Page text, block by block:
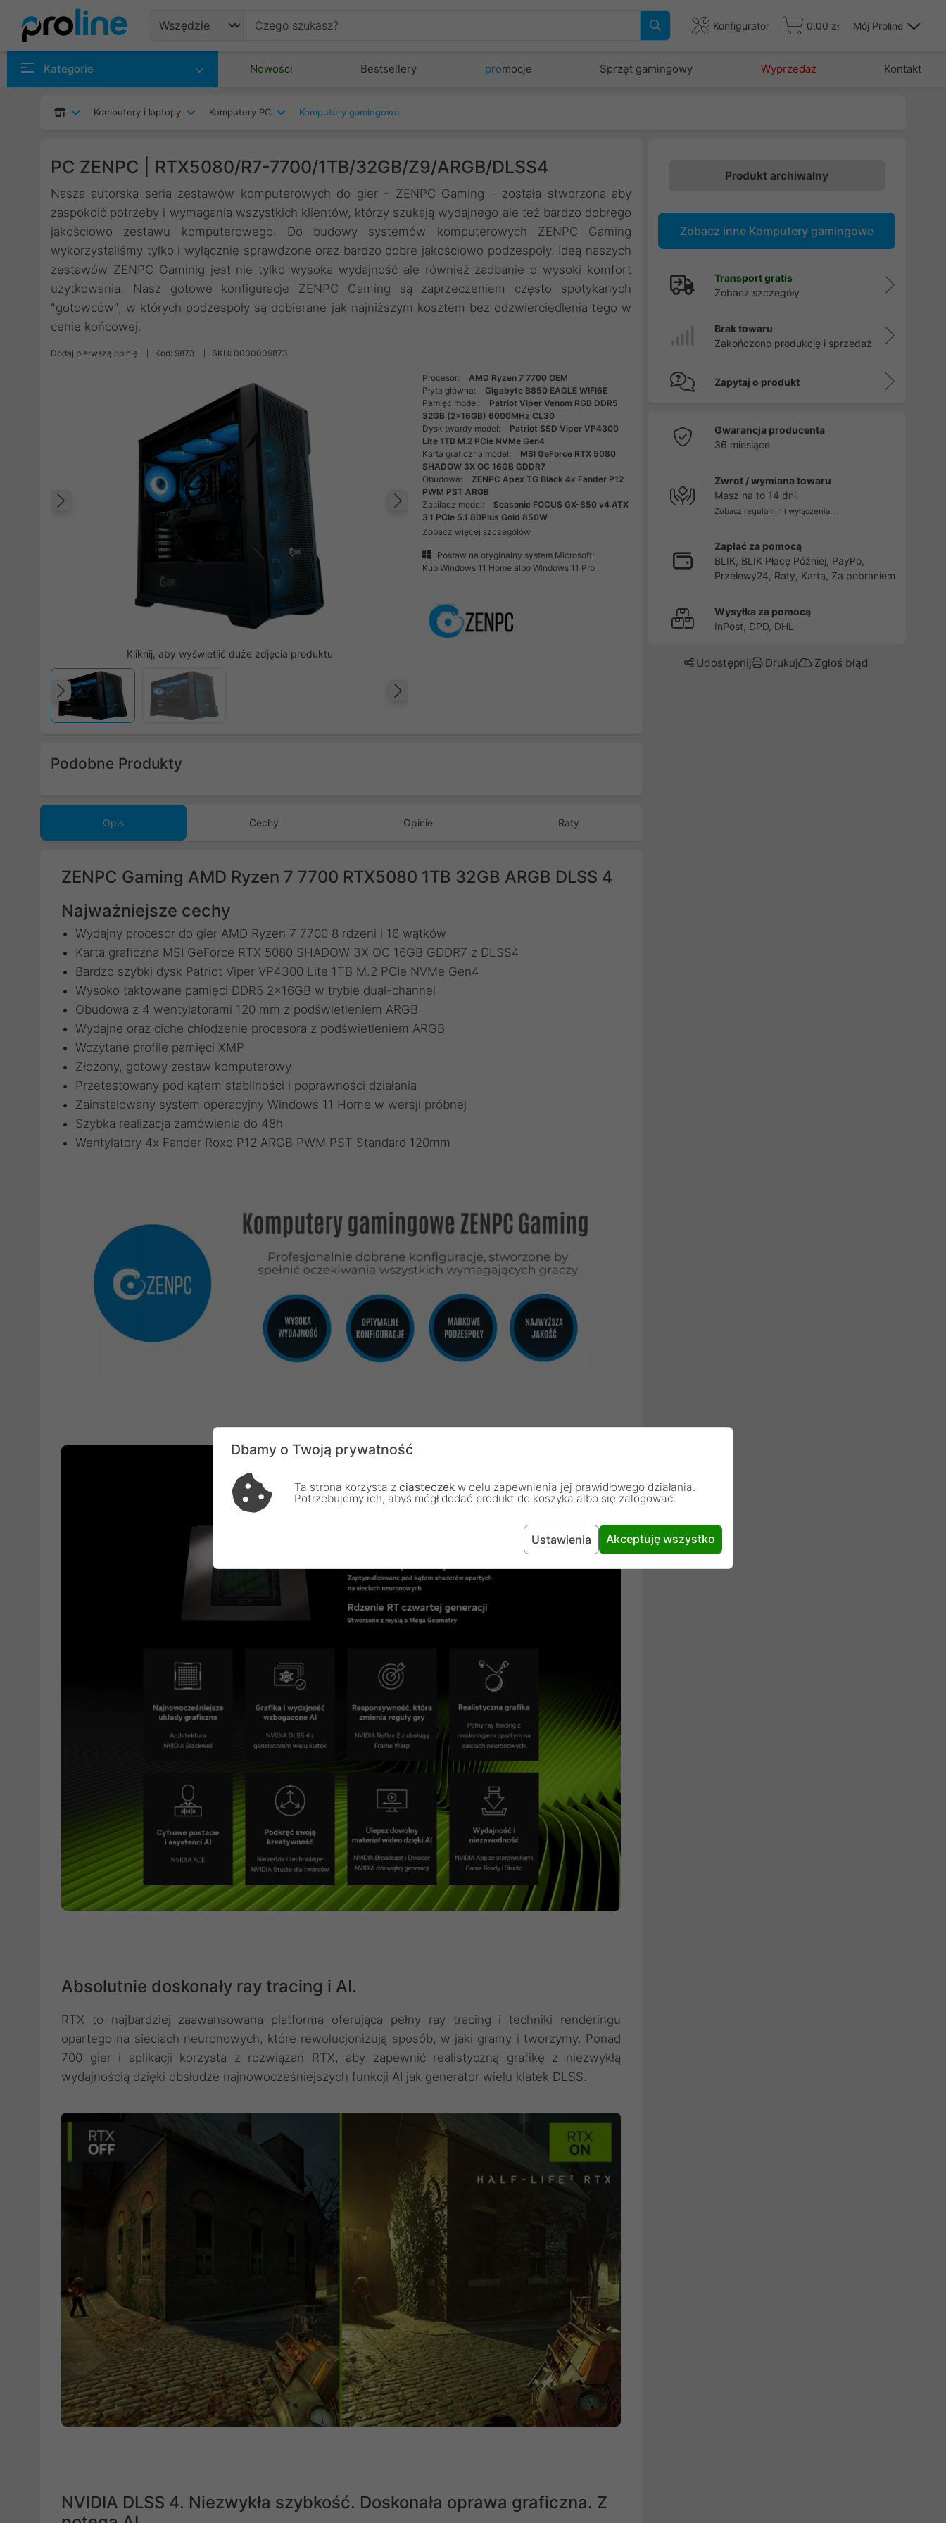
Konfigurator 0,00 zł Mój Proline
Kategorie Nowości Bestsellery promocje Sprzęt gamingowy Wyprzedaż Kontakt
Komputery i laptopy Komputery PC Komputery gamingowe
PC ZENPC | RTX5080/R7-7700/1TB/32GB/Z9/ARGB/DLSS4
Nasza autorska seria zestawów komputerowych do gier - ZENPC Gaming - została stworzona aby
zaspokoić potrzeby i wymagania wszystkich klientów, którzy szukają wydajnego ale też bardzo dobrego
jakościowo zestawu komputerowego. Do budowy systemów komputerowych ZENPC Gaming
wykorzystaliśmy tylko i wyłącznie sprawdzone oraz bardzo dobre jakościowo podzespoły. Ideą naszych
zestawów ZENPC Gaminig jest nie tylko wysoka wydajność ale również zadbanie o wysoki komfort
użytkowania. Nasz gotowe konfiguracje ZENPC Gaming są zaprzeczeniem często spotykanych
"gotowców", w których podzespoły są dobierane jak najniższym kosztem bez odzwierciedlenia tego w
cenie końcowej.
Dodaj pierwszą opinię Kod: 9873 SKU: 0000009873
Następny
Poprzedni
Kliknij, aby wyświetlić duże zdjęcia produktu
Poprzedni
Procesor:
AMD Ryzen 7 7700 OEM
Płyta główna:
Gigabyte B850 EAGLE WIFI6E
Pamięć model:
Patriot Viper Venom RGB DDR5
32GB (2x16GB) 6000MHz CL30
Dysk twardy model:
Patriot SSD Viper VP4300
Lite 1TB M.2 PCIe NVMe Gen4
Karta graficzna model:
MSI GeForce RTX 5080
SHADOW 3X OC 16GB GDDR7
Obudowa:
ZENPC Apex TG Black 4x Fander P12
PWM PST ARGB
Zasilacz model:
Seasonic FOCUS GX-850 v4 ATX
3.1 PCIe 5.1 80Plus Gold 850W
Zobacz więcej szczegółów
Postaw na oryginalny system Microsoft!
KupWindows 11 HomealboWindows 11 Pro .
Podobne Produkty
Opis Cechy Opinie Raty
ZENPC Gaming AMD Ryzen 7 7700 RTX5080 1TB 32GB ARGB DLSS 4
Najważniejsze cechy
Wydajny procesor do gier AMD Ryzen 7 7700 8 rdzeni i 16 wątków
Karta graficzna MSI GeForce RTX 5080 SHADOW 3X OC 16GB GDDR7 z DLSS4
Bardzo szybki dysk Patriot Viper VP4300 Lite 1TB M.2 PCIe NVMe Gen4
Wysoko taktowane pamięci DDR5 2x16GB w trybie dual-channel
Obudowa z 4 wentylatorami 120 mm z podświetleniem ARGB
Wydajne oraz ciche chłodzenie procesora z podświetleniem ARGB
Wczytane profile pamięci XMP
Złożony, gotowy zestaw komputerowy
Przetestowany pod kątem stabilności i poprawności działania
Zainstalowany system operacyjny Windows 11 Home w wersji próbnej
Szybka realizacja zamówienia do 48h
Wentylatory 4x Fander Roxo P12 ARGB PWM PST Standard 120mm
Absolutnie doskonały ray tracing i AI.
RTX to najbardziej zaawansowana platforma oferująca pełny ray tracing i techniki renderingu
opartego na sieciach neuronowych, które rewolucjonizują sposób, w jaki gramy i tworzymy. Ponad
700 gier i aplikacji korzysta z rozwiązań RTX, aby zapewnić realistyczną grafikę z niezwykłą
wydajnością dzięki obsłudze najnowocześniejszych funkcji AI jak generator wielu klatek DLSS.
NVIDIA DLSS 4. Niezwykła szybkość. Doskonała oprawa graficzna. Z
Produkt archiwalny
Zobacz inne Komputery gamingowe
Transport gratis
Zobacz szczegóły
Brak towaru
Zakończono produkcję i sprzedaż
Zapytaj o produkt
Gwarancja producenta
36 miesiące
Zwrot / wymiana towaru
Masz na to 14 dni.
Zobacz regulamin i wyłączenia...
Zapłać za pomocą
BLIK, BLIK Płacę Później, PayPo,
Przelewy24, Raty, Kartą, Za pobraniem
Wysyłka za pomocą
InPost, DPD, DHL
Udostępnij Drukuj Zgłoś błąd
Dbamy o Twoją prywatność
Ta strona korzysta z ciasteczek w celu zapewnienia jej prawidłowego działania.
Potrzebujemy ich, abyś mógł dodać produkt do koszyka albo się zalogować.
Ustawienia Akceptuję wszystko